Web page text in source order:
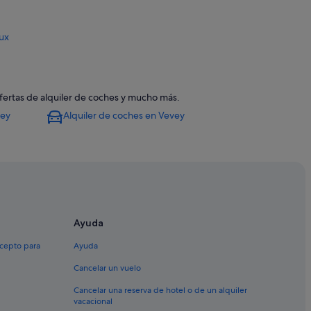
de alquiler de coches y mucho más.
Alquiler de coches en Vevey
para
Ayuda
Ayuda
Cancelar un vuelo
Cancelar una reserva de hotel o de un alquiler
vacacional